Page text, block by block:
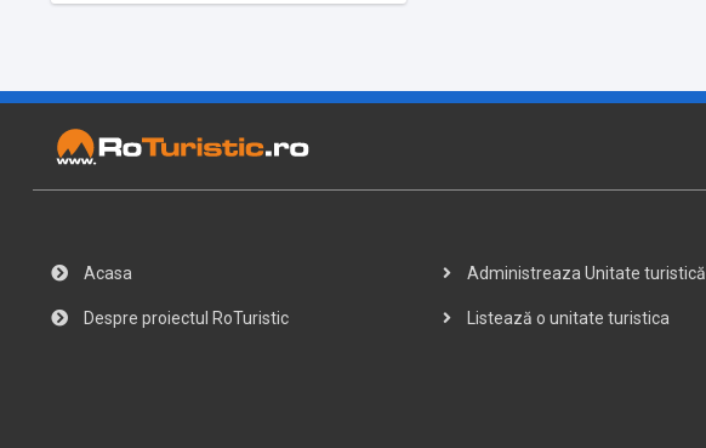
Acasa
Despre proiectul RoTuristic
Administreaza Unitate turistică
Listează o unitate turistica